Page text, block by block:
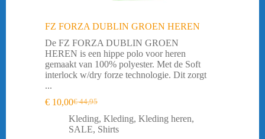
FZ FORZA DUBLIN GROEN HEREN
De FZ FORZA DUBLIN GROEN
HEREN is een hippe polo voor heren
gemaakt van 100% polyester. Met de Soft
interlock w/dry forze technologie. Dit zorgt
...
€44,95
Oorspronkelijke
prijs
was:
€ 10,00Huidige
prijs
is:
Kleding, Kleding, Kleding heren,
SALE, Shirts